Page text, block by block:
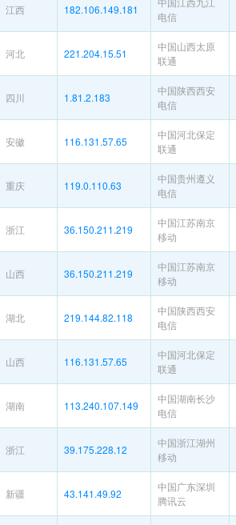
江西 182.106.149.181
电信
河北 221.204.15.51
中国山西太原
联通
四川 1.81.2.183
中国陕西西安
电信
安徽 116.131.57.65
中国河北保定
联通
重庆 119.0.110.63
中国贵州遵义
电信
浙江 36.150.211.219
中国江苏南京
移动
山西 36.150.211.219
中国江苏南京
移动
湖北 219.144.82.118
中国陕西西安
电信
山西 116.131.57.65
中国河北保定
联通
湖南 113.240.107.149
中国湖南长沙
电信
浙江 39.175.228.12
中国浙江湖州
移动
新疆 43.141.49.92
中国广东深圳
腾讯云